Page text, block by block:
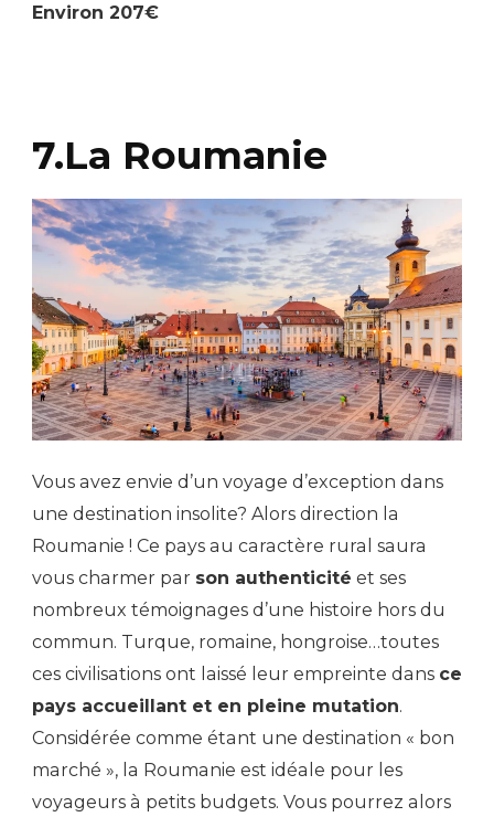
Environ 207€
7.La Roumanie
Vous avez envie d’un voyage d’exception dans
une destination insolite? Alors direction la
Roumanie ! Ce pays au caractère rural saura
vous charmer par son authenticité et ses
nombreux témoignages d’une histoire hors du
commun. Turque, romaine, hongroise…toutes
ces civilisations ont laissé leur empreinte dans ce
pays accueillant et en pleine mutation.
Considérée comme étant une destination « bon
marché », la Roumanie est idéale pour les
voyageurs à petits budgets. Vous pourrez alors